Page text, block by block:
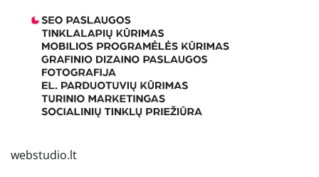
webstudio.lt